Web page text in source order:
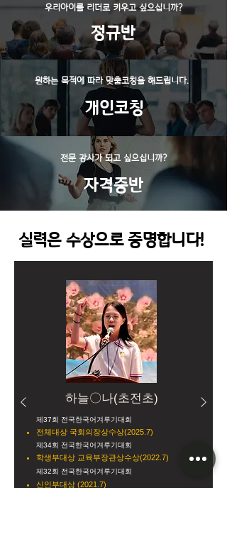
​우리아이를 리더로 키우고 싶으십니까?
​정규반
​원하는 목적에 따라 맞춤코칭을 해드립니다. ​
​개인코칭​
​전문 강사가 되고 싶으십니까?
​자격증반
실력은 수상으로 증명합니다!
​하늘〇나(초전초)
제37회 전국한국어겨루기대회
전체대상 국회의장상수상(2025.7)
제34회 전국한국어겨루기대회
학생부대상 교육부장관상수상(2022.7)
제32회 전국한국어겨루기대회
신인부대상 (2021.7)